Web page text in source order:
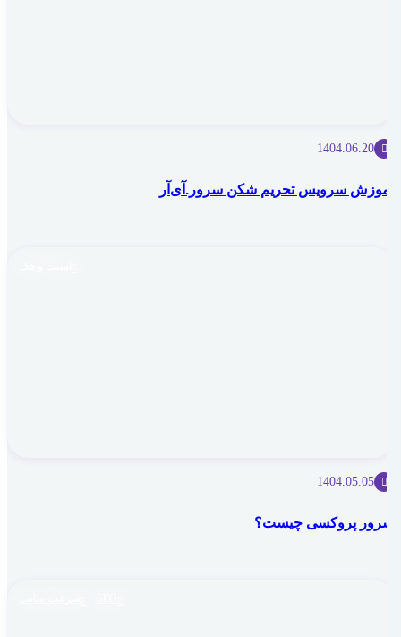
1404.06.20
آموزش سرویس تحریم شکن سرور.آی‌آر
1404.05.05
سرور پروکسی چیست؟